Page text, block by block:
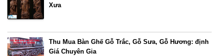
Xưa
Thu Mua Bàn Ghế Gỗ Trắc, Gỗ Sưa, Gỗ Hương: định
Giá Chuyên Gia